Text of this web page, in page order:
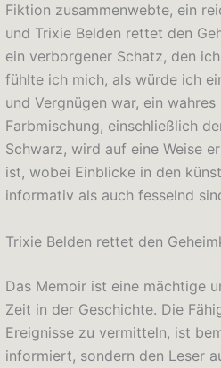
Fiktion zusammenwebte, ein
und Trixie Belden rettet den
ein verborgener Schatz, den
fühlte ich mich, als würde ich
und Vergnügen war, ein
Farbmischung, einschließlich
Schwarz, wird auf eine Weise
ist, wobei Einblicke in den
informativ als auch fesselnd
Trixie Belden rettet den
Das Memoir ist eine mächtige
Zeit in der Geschichte. Die
Ereignisse zu vermitteln, ist
informiert, sondern den Leser